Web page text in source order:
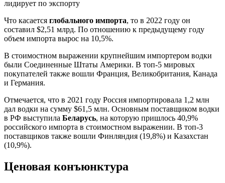
Что касается глобального импорта, то в 2022 году он
составил $2,51 млрд. По отношению к предыдущему году
объем импорта вырос на 10,5%.
В стоимостном выражении крупнейшим импортером водки
были Соединенные Штаты Америки. В топ-5 мировых
покупателей также вошли Франция, Великобритания, Канада
и Германия.
Отмечается, что в 2021 году Россия импортировала 1,2 млн
дал водки на сумму $61,5 млн. Основным поставщиком водки
в РФ выступила Беларусь, на которую пришлось 40,9%
российского импорта в стоимостном выражении. В топ-3
поставщиков также вошли Финляндия (19,8%) и Казахстан
(10,9%).
Ценовая конъюнктура